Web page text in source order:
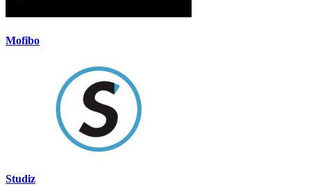
Mofibo
Studiz